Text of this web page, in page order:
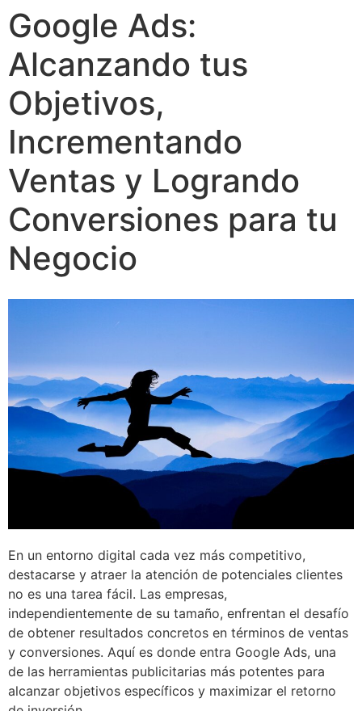
Google Ads:
Alcanzando tus
Objetivos,
Incrementando
Ventas y Logrando
Conversiones para tu
Negocio
En un entorno digital cada vez más competitivo,
destacarse y atraer la atención de potenciales clientes
no es una tarea fácil. Las empresas,
independientemente de su tamaño, enfrentan el desafío
de obtener resultados concretos en términos de ventas
y conversiones. Aquí es donde entra Google Ads, una
de las herramientas publicitarias más potentes para
alcanzar objetivos específicos y maximizar el retorno